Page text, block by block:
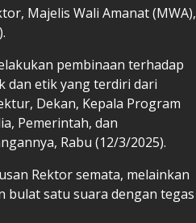
Majelis Wali Amanat (MWA),
pembinaan terhadap
dan etik yang terdiri dari
Dekan, Kepala Program
Pemerintah, dan
Rabu (12/3/2025).
Rektor semata, melainkan
bulat satu suara dengan tegas